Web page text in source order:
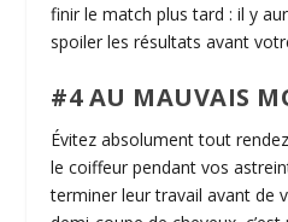
finir le match plus tard : il y
spoiler les résultatsavant
#4 AU MAUVAIS
Évitez absolument tout
le coiffeur pendant vos
terminer leur travailavant de